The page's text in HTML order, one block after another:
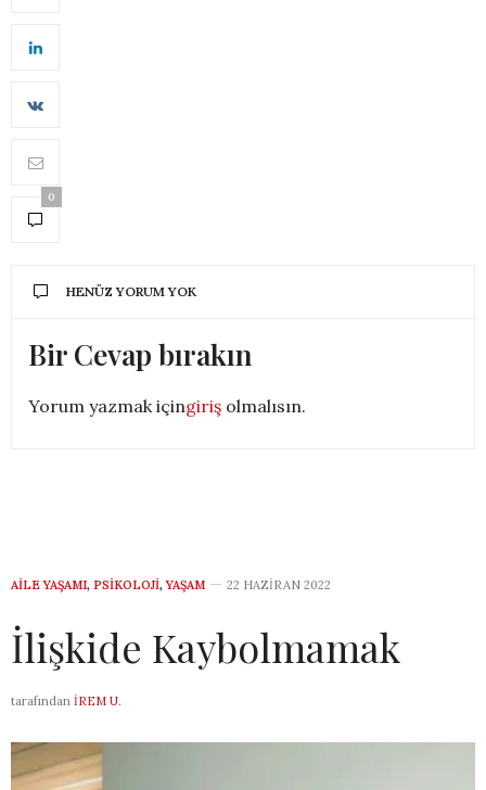
0
HENÜZ YORUM YOK
Bir Cevap bırakın
Yorum yazmak içingiriş olmalısın.
AILE YAŞAMI, PSIKOLOJI, YAŞAM 22 HAZIRAN 2022
İlişkide Kaybolmamak
tarafından İREM U.